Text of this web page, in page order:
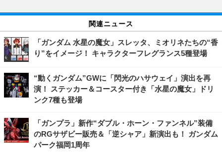
関連ニュース
「ガンダム 水星の魔女」スレッタ、ミオリネたちの“香
り”をイメージ！ キャラクターフレグランス5種登場
“動くガンダム”GWに「閃光のハサウェイ」演出を再
演！ ステッカー＆コースター付き「水星の魔女」ドリ
ンク7種も登場
「ガンプラ」新作“ダブル・ホーン・ファンネル”装備
のRGサザビー販売＆「逆シャア」新演出も！ ガンダム
パーク福岡1周年